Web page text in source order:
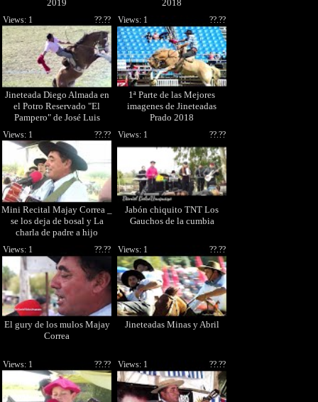
2019 2018
Jineteada Diego Almada en
el Potro Reservado "El
Pampero" de José Luis
Gonzalez Prad
??.??
Views: 1
1ª Parte de las Mejores
imagenes de Jineteadas
Prado 2018
??.??
Views: 1
Mini Recital Majay Correa _
se los deja de bosal y La
charla de padre a hijo
??.??
Views: 1
Jabón chiquito TNT Los
Gauchos de la cumbia
??.??
Views: 1
El gury de los mulos Majay
Correa
??.??
Views: 1
Jineteadas Minas y Abril
??.??
Views: 1
??.??
Views: 1 ??.??
Views: 1